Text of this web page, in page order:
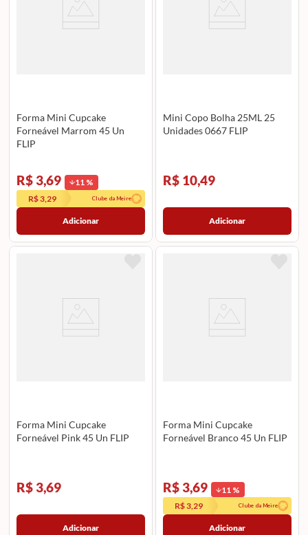
Forma Mini Cupcake
Forneável Marrom 45 Un
FLIP
R$ 3,69 11%
R$ 3,29
Clube da Meire
Adicionar
Mini Copo Bolha 25ML 25
Unidades 0667 FLIP
R$ 10,49
Adicionar
Forma Mini Cupcake
Forneável Pink 45 Un FLIP
R$ 3,69
Adicionar
Forma Mini Cupcake
Forneável Branco 45 Un FLIP
R$ 3,69 11 %
R$ 3,29
Clube da Meire
Adicionar